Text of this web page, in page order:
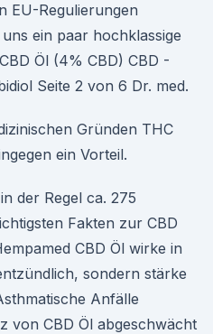
EU-Regulierungen
ein paar hochklassige
Öl (4% CBD) CBD -
Seite 2 von 6 Dr. med.
Gründen THC
ein Vorteil.
der Regel ca. 275
Fakten zur CBD
CBD Öl wirke in
sondern stärke
Anfälle
von CBD Öl abgeschwächt